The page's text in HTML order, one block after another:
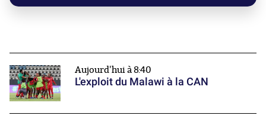
Aujourd'hui à 8:40
L'exploit du Malawi à la CAN